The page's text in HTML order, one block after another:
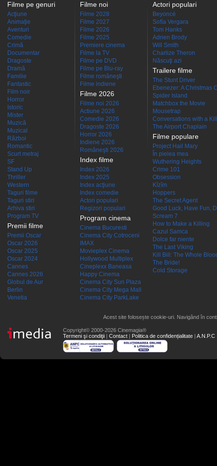
Filme pe genuri
Acţiune
Animaţie
Aventuri
Comedie
Crimă
Documentar
Dragoste
Dramă
Familie
Fantastic
Film noir
Horror
Istoric
Mister
Muzică
Muzical
Război
Romantic
Scurt metraj
SF
Stand Up
Thriller
Western
Taguri filme
Taguri stiri
Arhiva stiri
Program TV
Premii filme
Premii Oscar
Oscar 2026
Oscar 2025
Oscar 2024
Cannes
Cannes 2026
Globul de Aur
Berlin
Venetia
Filme noi
Filme 2028
Filme 2027
Filme 2026
Filme 2025
Premiere cinema
Filme la TV
Filme pe DVD
Filme pe Blu-ray
Filme româneşti
Filme indiene
Filme 2026
Filme noi 2026
Actiune 2026
Comedie 2026
Dragoste 2026
Horror 2026
Indiene 2026
Româneşti 2026
Index filme
Index 2026
Index 2025
Index acţiune
Index comedie
Actori populari
Regizori populari
Program cinema
Cinema Bucuresti
Cinema City Cotroceni
IMAX
Movieplex Cinema
Hollywood Multiplex
Cineplexx Baneasa
Happy Cinema
Cinema City Sun Plaza
Cinema City Mega Mall
Cinema City ParkLake
Actori populari
Beyoncé
Sofía Vergara
Tom Hanks
Adrien Brody
Will Smith
Charlize Theron
Născuţi azi
Trailere filme
The Stunt Driver
Ebenezer: A Christmas
Spider Island
Matchbox the Movie
Mousetrap
Conversations with a
The Airport Chaplain
Filme populare
Project Hail Mary
În pielea mea
Wuthering Heights
Crime 101
Obsession
Kîzîm
Hoppers
The Secret Agent
Good Luck, Have Fun,
Scream 7
How to Make a Killing
Cazul Samca
Dolce far niente
The Last Viking
Kill Bill: The Whole
The Bride!
Cold Storage
Acest site folosește cookie-uri. Navigând în
Copyright© 2000-2026 Cinemagia®
Termeni şi condiţii | Contact | Politica de confidențialitate | A.N.P.C